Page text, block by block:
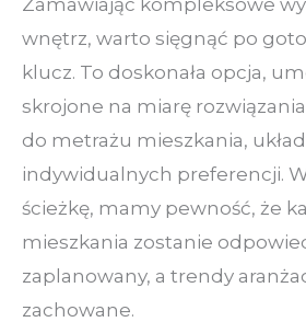
wnętrz, warto sięgnąć po
klucz. To doskonała opcja,
skrojone na miarę
do metrażu mieszkania,
indywidualnych preferencji.
ścieżkę, mamy pewność, że
mieszkania zostanie
zaplanowany, a trendy
zachowane.